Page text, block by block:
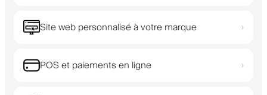
Site web personnalisé à votre marque ›
POS et paiements en ligne ›